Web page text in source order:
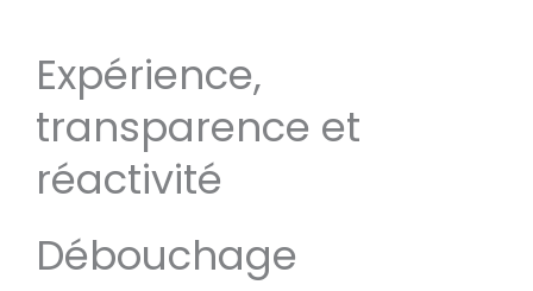
Expérience,
transparence et
réactivité
Débouchage